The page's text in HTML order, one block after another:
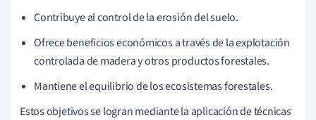
Contribuye al control de la erosión del suelo.
Ofrece beneficios económicos a través de la explotación
controlada de madera y otros productos forestales.
Mantiene el equilibrio de los ecosistemas forestales.
Estos objetivos se logran mediante la aplicación de técnicas